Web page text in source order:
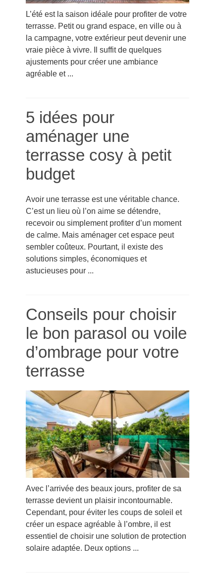
L’été est la saison idéale pour profiter de votre
terrasse. Petit ou grand espace, en ville ou à
la campagne, votre extérieur peut devenir une
vraie pièce à vivre. Il suffit de quelques
ajustements pour créer une ambiance
agréable et ...
5 idées pour
aménager une
terrasse cosy à petit
budget
Avoir une terrasse est une véritable chance.
C’est un lieu où l’on aime se détendre,
recevoir ou simplement profiter d’un moment
de calme. Mais aménager cet espace peut
sembler coûteux. Pourtant, il existe des
solutions simples, économiques et
astucieuses pour ...
Conseils pour choisir
le bon parasol ou voile
d’ombrage pour votre
terrasse
Avec l’arrivée des beaux jours, profiter de sa
terrasse devient un plaisir incontournable.
Cependant, pour éviter les coups de soleil et
créer un espace agréable à l’ombre, il est
essentiel de choisir une solution de protection
solaire adaptée. Deux options ...